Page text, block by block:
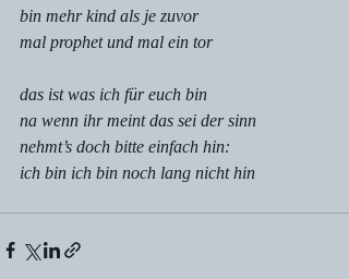
bin mehr kind als je zuvor
mal prophet und mal ein tor
das ist was ich für euch bin
na wenn ihr meint das sei der sinn
nehmt’s doch bitte einfach hin:
ich bin ich bin noch lang nicht hin